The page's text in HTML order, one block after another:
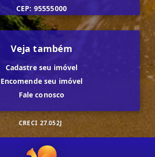
CEP: 95555000
Veja também
Cadastre seu imóvel
Encomende seu imóvel
Fale conosco
CRECI 27.052J